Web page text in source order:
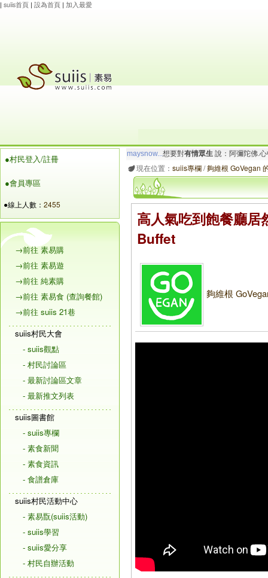
| suiis首頁 | 設為首頁 | 加入最愛
●村民登入/註冊
●會員專區
●線上人數： 2455
→前往 素易購
→前往 素易遊
→前往 純素購
→前往 素易食 (查詢餐館)
→前往 suiis 21巷
suiis村民大會
- suiis觀點
- 村民討論區
- 最新討論區文章
- 最新推文列表
suiis圖書館
- suiis專欄
- 素食新聞
- 素食資訊
- 食譜倉庫
suiis村民活動中心
- 素易翫(suiis活動)
- suiis學習
- suiis愛分享
- 村民自辦活動
maysnow...想要對有情眾生 說：阿彌陀佛.
玲瓏虹想要對 有情眾生說：阿彌陀佛.心寬
現在位置： suiis專欄/夠維根 GoVegan
高人氣吃到飽餐廳
Buffet
夠維根